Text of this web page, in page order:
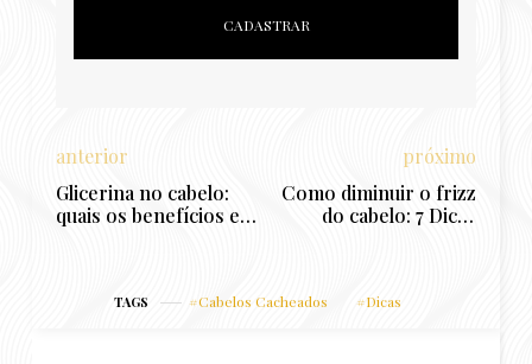
anterior
Glicerina no cabelo:
quais os benefícios e
próximo
Como diminuir o frizz
do cabelo: 7 Dicas
TAGS Cabelos Cacheados Dicas